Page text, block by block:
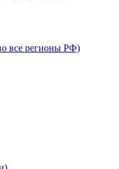
все регионы РФ)